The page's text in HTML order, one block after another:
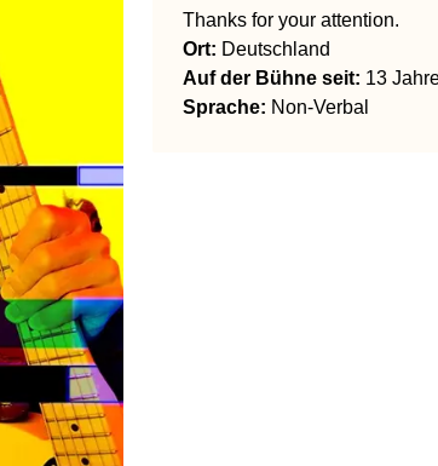
Thanks for your attention.
Ort: Deutschland
Auf der Bühne seit: 13
Sprache: Non-Verbal